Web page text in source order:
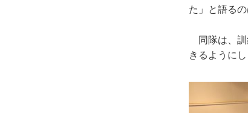
た」と語る
同隊は、訓
きるように